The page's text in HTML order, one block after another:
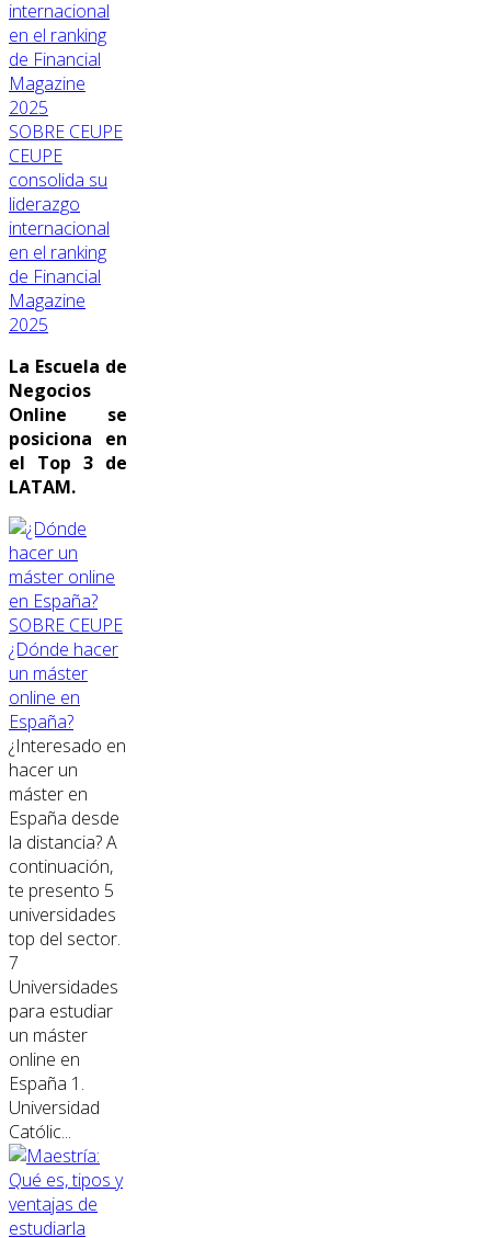
SOBRE CEUPE
CEUPE
consolida su
liderazgo
internacional
en el ranking
de Financial
Magazine
2025
La Escuela de
Negocios
Online se
posiciona en
el Top 3 de
LATAM.
SOBRE CEUPE
¿Dónde hacer
un máster
online en
España?
¿Interesado en
hacer un
máster en
España desde
la distancia? A
continuación,
te presento 5
universidades
top del sector.
7
Universidades
para estudiar
un máster
online en
España 1.
Universidad
Católic...